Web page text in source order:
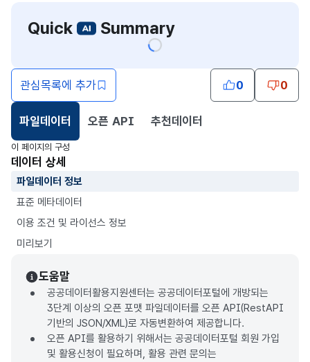
Quick
Summary
관심목록에 추가 0 0
파일데이터
선택됨
오픈 API 추천데이터
이 페이지의 구성
데이터 상세
파일데이터 정보
표준 메타데이터
이용 조건 및 라이선스 정보
미리보기
도움말
공공데이터활용지원센터는 공공데이터포털에 개방되는
3단계 이상의 오픈 포맷 파일데이터를 오픈 API(RestAPI
기반의 JSON/XML)로 자동변환하여 제공합니다.
오픈 API를 활용하기 위해서는 공공데이터포털 회원 가입
및 활용신청이 필요하며, 활용 관련 문의는